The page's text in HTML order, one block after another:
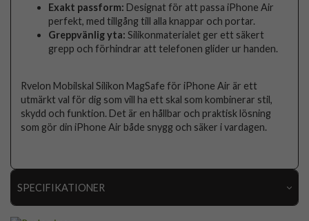
Exakt passform: Designat för att passa iPhone Air
perfekt, med tillgång till alla knappar och portar.
Greppvänlig yta: Silikonmaterialet ger ett säkert
grepp och förhindrar att telefonen glider ur handen.
Rvelon Mobilskal Silikon MagSafe för iPhone Air är ett
utmärkt val för dig som vill ha ett skal som kombinerar stil,
skydd och funktion. Det är en hållbar och praktisk lösning
som gör din iPhone Air både snygg och säker i vardagen.
SPECIFIKATIONER